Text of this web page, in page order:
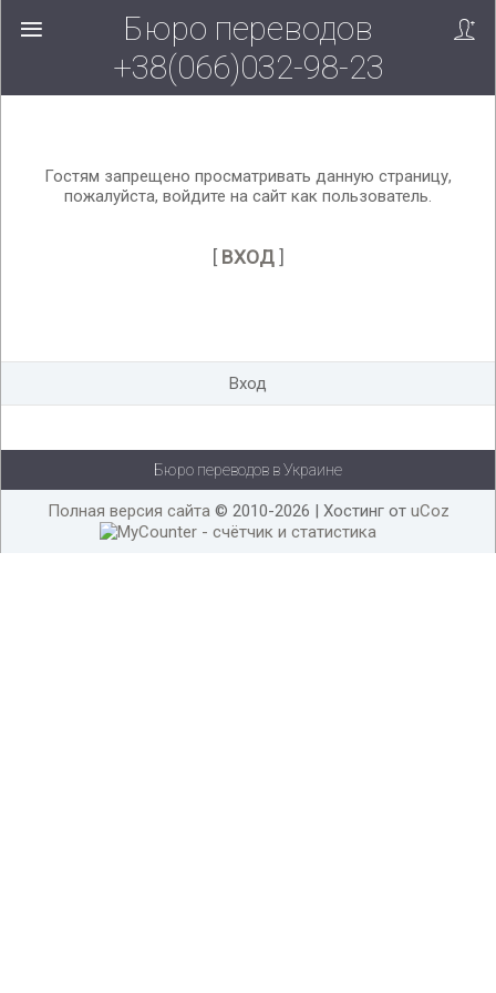
Вверх!
Бюро переводов
+38(066)032-98-23
Гостям запрещено просматривать данную страницу,
пожалуйста, войдите на сайт как пользователь.
[ ВХОД]
Вход
Бюро переводов в Украине
Полная версия сайта© 2010-2026 | Хостинг от uCoz